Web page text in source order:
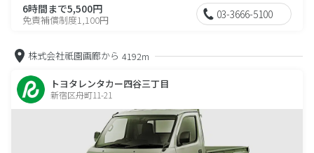
6時間まで5,500円
免責補償制度1,100円 03-3666-5100
株式会社祇園画廊から 4192m
トヨタレンタカー四谷三丁目
新宿区舟町11-21